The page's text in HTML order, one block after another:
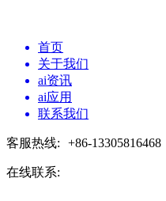
首页
关于我们
ai资讯
ai应用
联系我们
客服热线: +86-13305816468
在线联系: